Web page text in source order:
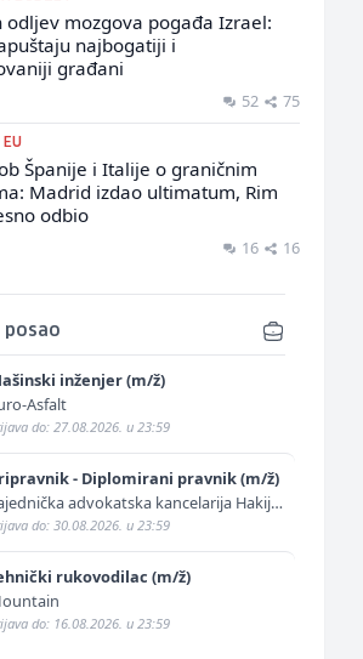
odljev mozgova pogađa Izrael:
najbogatiji i
građani
52 75
EU
Španije i Italije o graničnim
Madrid izdao ultimatum, Rim
odbio
16 16
posao
inženjer (m/ž)
Asfalt
do: 27.08.2026. u 23:59
- Diplomirani pravnik (m/ž)
advokatska kancelarija Hakija
i Adis Kurtović
do: 30.08.2026. u 23:59
rukovodilac (m/ž)
do: 16.08.2026. u 23:59